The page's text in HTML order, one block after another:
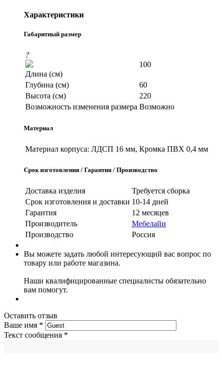
Характеристики
Габаритный размер
?
Длина (см)
100
Глубина (см)
60
Высота (см)
220
Возможность изменения размера Возможно
Материал
Материал корпуса: ЛДСП 16 мм, Кромка ПВХ 0,4 мм
Срок изготовления / Гарантия / Производство
Доставка изделия
Требуется сборка
Срок изготовления и доставки 10-14 дней
Гарантия
12 месяцев
Производитель
Мебелайн
Производство
Россия
Вы можете задать любой интересующий вас вопрос по
товару или работе магазина.
Наши квалифицированные специалисты обязательно
вам помогут.
Оставить отзыв
Ваше имя *
Текст сообщения *